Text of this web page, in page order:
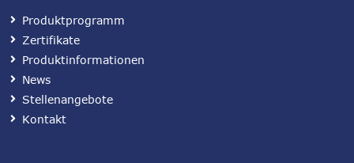
Produktprogramm
Zertifikate
Produktinformationen
News
Stellenangebote
Kontakt